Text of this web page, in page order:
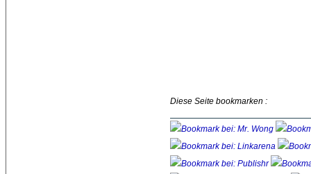
Diese Seite bookmarken :